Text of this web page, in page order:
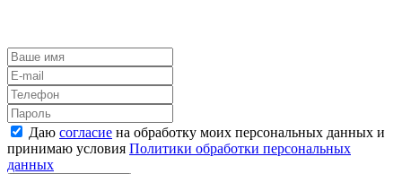
Даю согласие на обработку моих персональных данных и
принимаю условия Политики обработки персональных
данных